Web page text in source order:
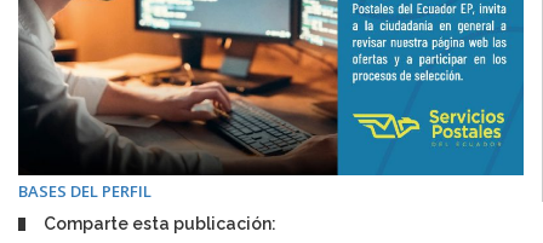
BASES DEL PERFIL
Comparte esta publicación: